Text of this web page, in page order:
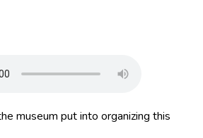
museum put into organizing this